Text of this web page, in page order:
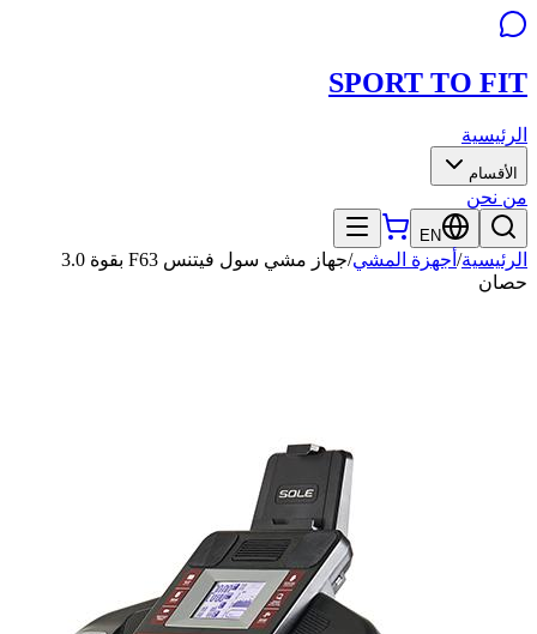
SPORT TO FIT
الرئيسية
الأقسام
من نحن
EN
الرئيسية/ أجهزة المشي/
جهاز مشي سول فيتنس F63 بقوة 3.0
حصان